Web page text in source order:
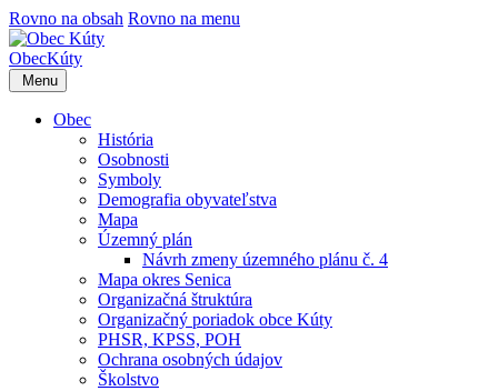
Rovno na obsah Rovno na menu
ObecKúty
Menu
Obec
História
Osobnosti
Symboly
Demografia obyvateľstva
Mapa
Územný plán
Návrh zmeny územného plánu č. 4
Mapa okres Senica
Organizačná štruktúra
Organizačný poriadok obce Kúty
PHSR, KPSS, POH
Ochrana osobných údajov
Školstvo